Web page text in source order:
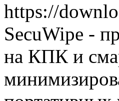
https://
SecuWipe -
на КПК и